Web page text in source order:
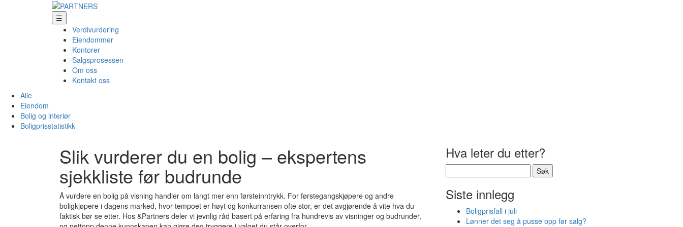
☰
Verdivurdering
Eiendommer
Kontorer
Salgsprosessen
Om oss
Kontakt oss
Alle
Eiendom
Bolig og interiør
Boligprisstatistikk
Slik vurderer du en bolig – ekspertens
sjekkliste før budrunde
Å vurdere en bolig på visning handler om langt mer enn førsteinntrykk. For førstegangskjøpere og andre
boligkjøpere i dagens marked, hvor tempoet er høyt og konkurransen ofte stor, er det avgjørende å vite hva du
faktisk bør se etter. Hos &Partners deler vi jevnlig råd basert på erfaring fra hundrevis av visninger og budrunder,
Hva leter du etter?
etter:
Siste innlegg
Boligprisfall i juli
Lønner det seg å pusse opp før salg?